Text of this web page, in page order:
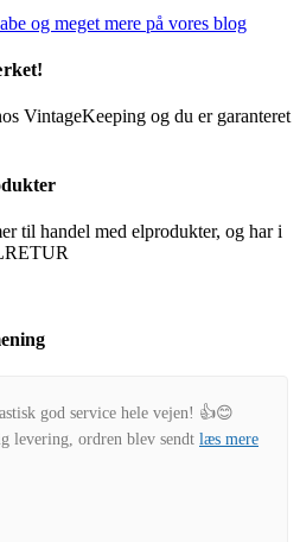
og meget mere på vores blog
VintageKeeping og du er garanteret
til handel med elprodukter, og har i
god service hele vejen! 👍😊
levering, ordren blev sendt læs mere